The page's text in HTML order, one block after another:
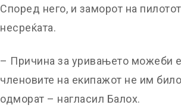
Според него, и заморот на
несреќата.
– Причина за уривањето можеби
членовите на екипажот не им
одморат – нагласил Балох.